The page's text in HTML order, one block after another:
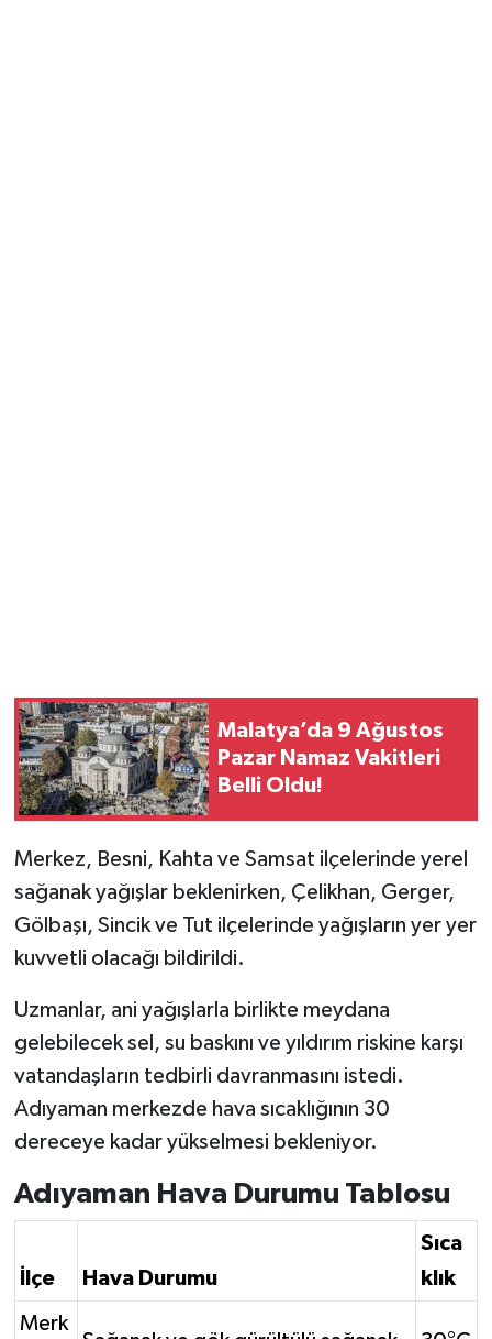
Malatya’da 9 Ağustos
Pazar Namaz Vakitleri
Belli Oldu!
Merkez, Besni, Kahta ve Samsat ilçelerinde yerel
sağanak yağışlar beklenirken, Çelikhan, Gerger,
Gölbaşı, Sincik ve Tut ilçelerinde yağışların yer yer
kuvvetli olacağı bildirildi.
Uzmanlar, ani yağışlarla birlikte meydana
gelebilecek sel, su baskını ve yıldırım riskine karşı
vatandaşların tedbirli davranmasını istedi.
Adıyaman merkezde hava sıcaklığının 30
dereceye kadar yükselmesi bekleniyor.
Adıyaman Hava Durumu Tablosu
İlçe Hava Durumu
Sıca
klık
Merk